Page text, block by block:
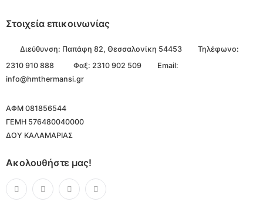
Στοιχεία επικοινωνίας
Διεύθυνση: Παπάφη 82, Θεσσαλονίκη 54453
Τηλέφωνο:
2310 910 888
Φαξ: 2310 902 509
Email:
info@hmthermansi.gr
ΑΦΜ 081856544
ΓΕΜΗ 576480040000
ΔΟΥ ΚΑΛΑΜΑΡΙΑΣ
Ακολουθήστε μας!